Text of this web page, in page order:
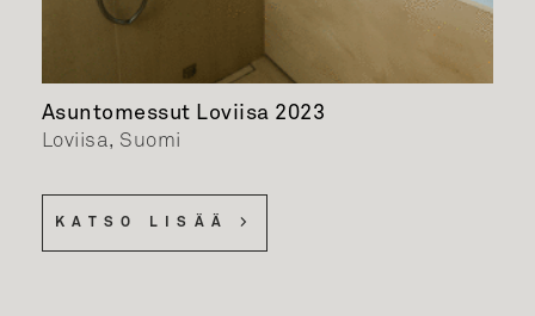
Asuntomessut Loviisa 2023
Loviisa, Suomi
KATSO LISÄÄ >